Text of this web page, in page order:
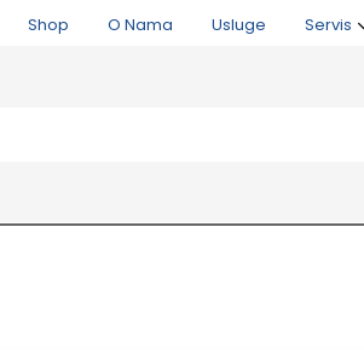
Shop O Nama Usluge Servis